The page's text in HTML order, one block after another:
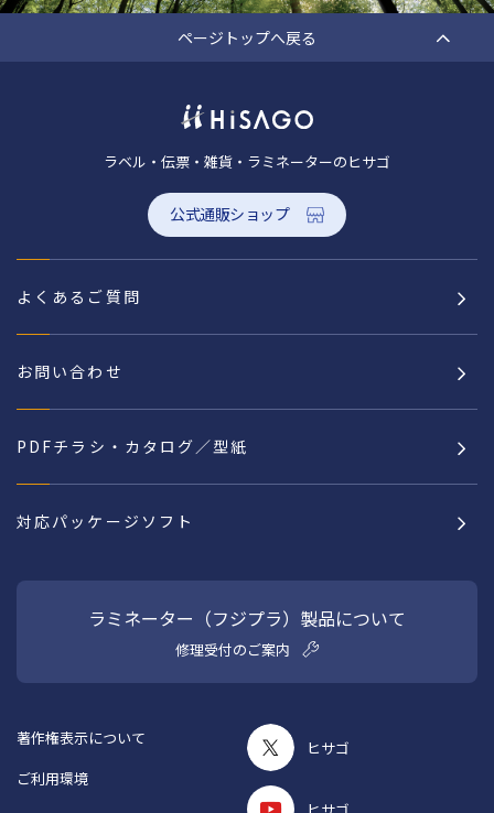
ページトップへ戻る
ラベル・伝票・雑貨・ラミネーターのヒサゴ
公式通販ショップ
よくあるご質問
お問い合わせ
PDFチラシ・カタログ／型紙
対応パッケージソフト
ラミネーター（フジプラ）製品について
修理受付のご案内
ヒサゴ
著作権表示について
ご利用環境